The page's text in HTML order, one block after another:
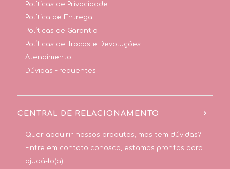
Políticas de Privacidade
Política de Entrega
Políticas de Garantia
Políticas de Trocas e Devoluções
Atendimento
Dúvidas Frequentes
CENTRAL DE RELACIONAMENTO
Quer adquirir nossos produtos, mas tem dúvidas?
Entre em contato conosco, estamos prontos para
ajudá-lo(a).